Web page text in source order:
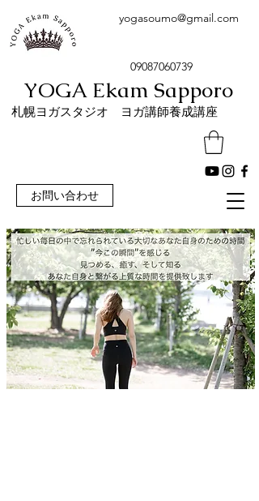
yogasoumo@gmail.com
09087060739
お問い合わせ
YOGA Ekam Sapporo
​札幌ヨガスタジオ ヨガ講師養成講座